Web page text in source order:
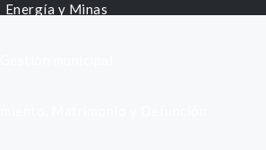
Energía y Minas